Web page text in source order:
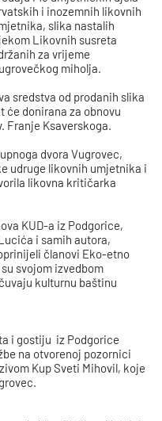
i inozemnih likovnih
slika nastalih
Likovnih susreta
za vrijeme
miholja.
sredstva od prodanih slika
će donirana za obnovu
Franje Ksaverskoga.
dvora Vugrovec,
udruge likovnih umjetnika i
likovna kritičarka
KUD-a iz Podgorice,
i samih autora,
članovi Eko-etno
svojom izvedbom
kulturnu baštinu
i gostiju iz Podgorice
na otvorenoj pozornici
Kup Sveti Mihovil, koje